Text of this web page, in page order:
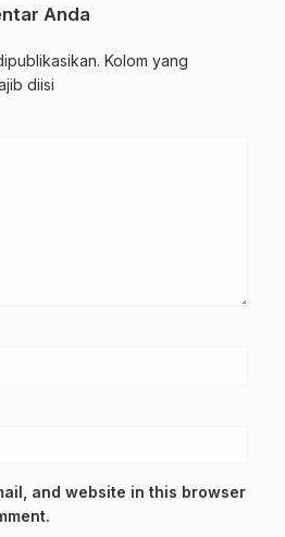
Anda
Kolom yang
diisi
and website in this browser